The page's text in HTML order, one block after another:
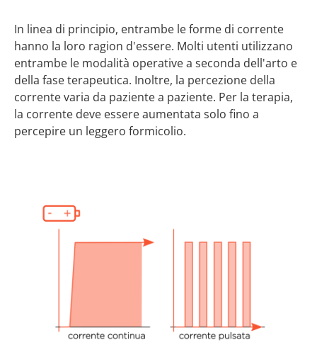
In linea di principio, entrambe le forme di corrente
hanno la loro ragion d'essere. Molti utenti utilizzano
entrambe le modalità operative a seconda dell'arto e
della fase terapeutica. Inoltre, la percezione della
corrente varia da paziente a paziente. Per la terapia,
la corrente deve essere aumentata solo fino a
percepire un leggero formicolio.